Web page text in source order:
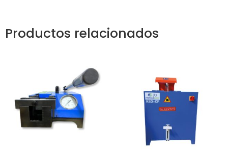
Productos relacionados